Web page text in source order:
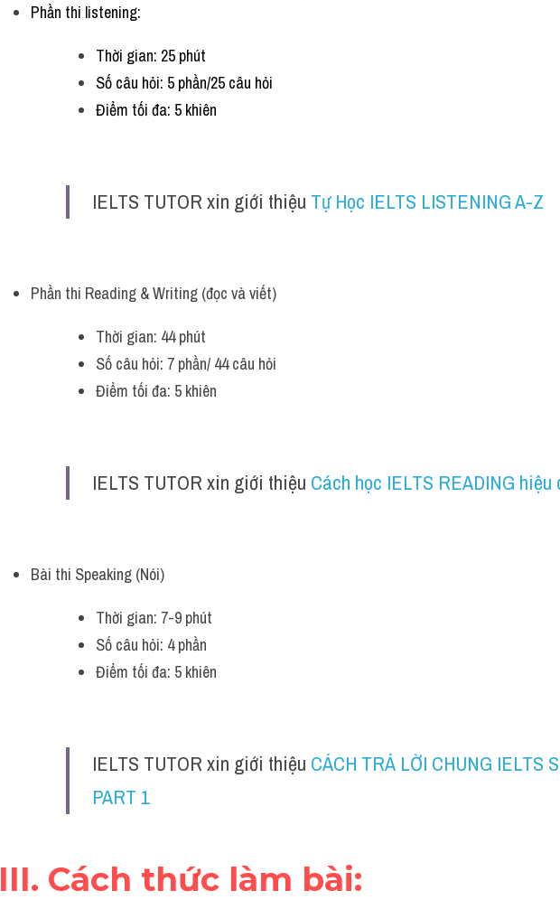
Phần thi listening:
Thời gian: 25 phút
Số câu hỏi: 5 phần/25 câu hỏi
Điểm tối đa: 5 khiên
IELTS TUTOR xin giới thiệu Tự Học IELTS LISTENING A-Z
Phần thi Reading & Writing (đọc và viết)
Thời gian: 44 phút
Số câu hỏi: 7 phần/ 44 câu hỏi
Điểm tối đa: 5 khiên
IELTS TUTOR xin giới thiệu Cách học IELTS READING hiệu
Bài thi Speaking (Nói)
Thời gian: 7-9 phút
Số câu hỏi: 4 phần
Điểm tối đa: 5 khiên
IELTS TUTOR xin giới thiệu CÁCH TRẢ LỜI CHUNG IELTS
PART 1
III. Cách thức làm bài: